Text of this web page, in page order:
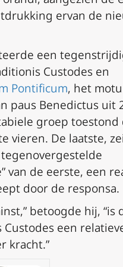
ervan de
een
Custodes en
Pontificum, het motu
paus Benedictus uit
groep toestond
vieren. De laatste,
tegenovergestelde
van de eerste, een
door de responsa.
betoogde hij, “is
Custodes een
kracht.”